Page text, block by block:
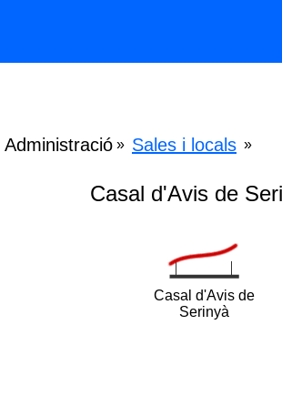
Administració » Sales i locals »
Casal d'Avis de
Casal d'Avis de
Serinyà